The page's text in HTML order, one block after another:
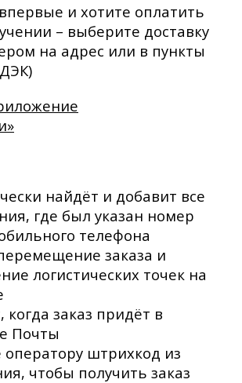
и хотите оплатить
– выберите доставку
на адрес или в пункты
найдёт и добавит все
где был указан номер
телефона
заказа и
логистических точек на
когда заказ придёт в
Почты
штрихкод из
чтобы получить заказ